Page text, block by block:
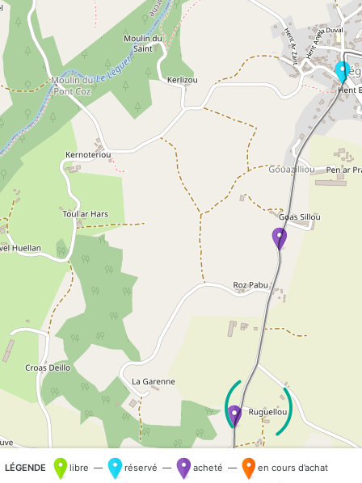
LÉGENDE libre — réservé — acheté — en cours d’achat